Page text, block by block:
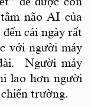
não AI của
cái ngày rất
với người máy
Người máy
lao hơn người
trường.